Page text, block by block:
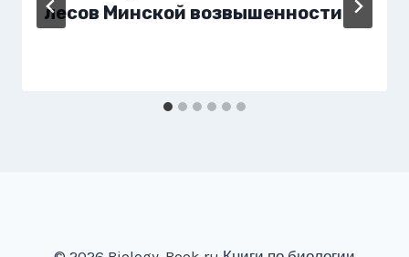
лесов Минской возвышенности